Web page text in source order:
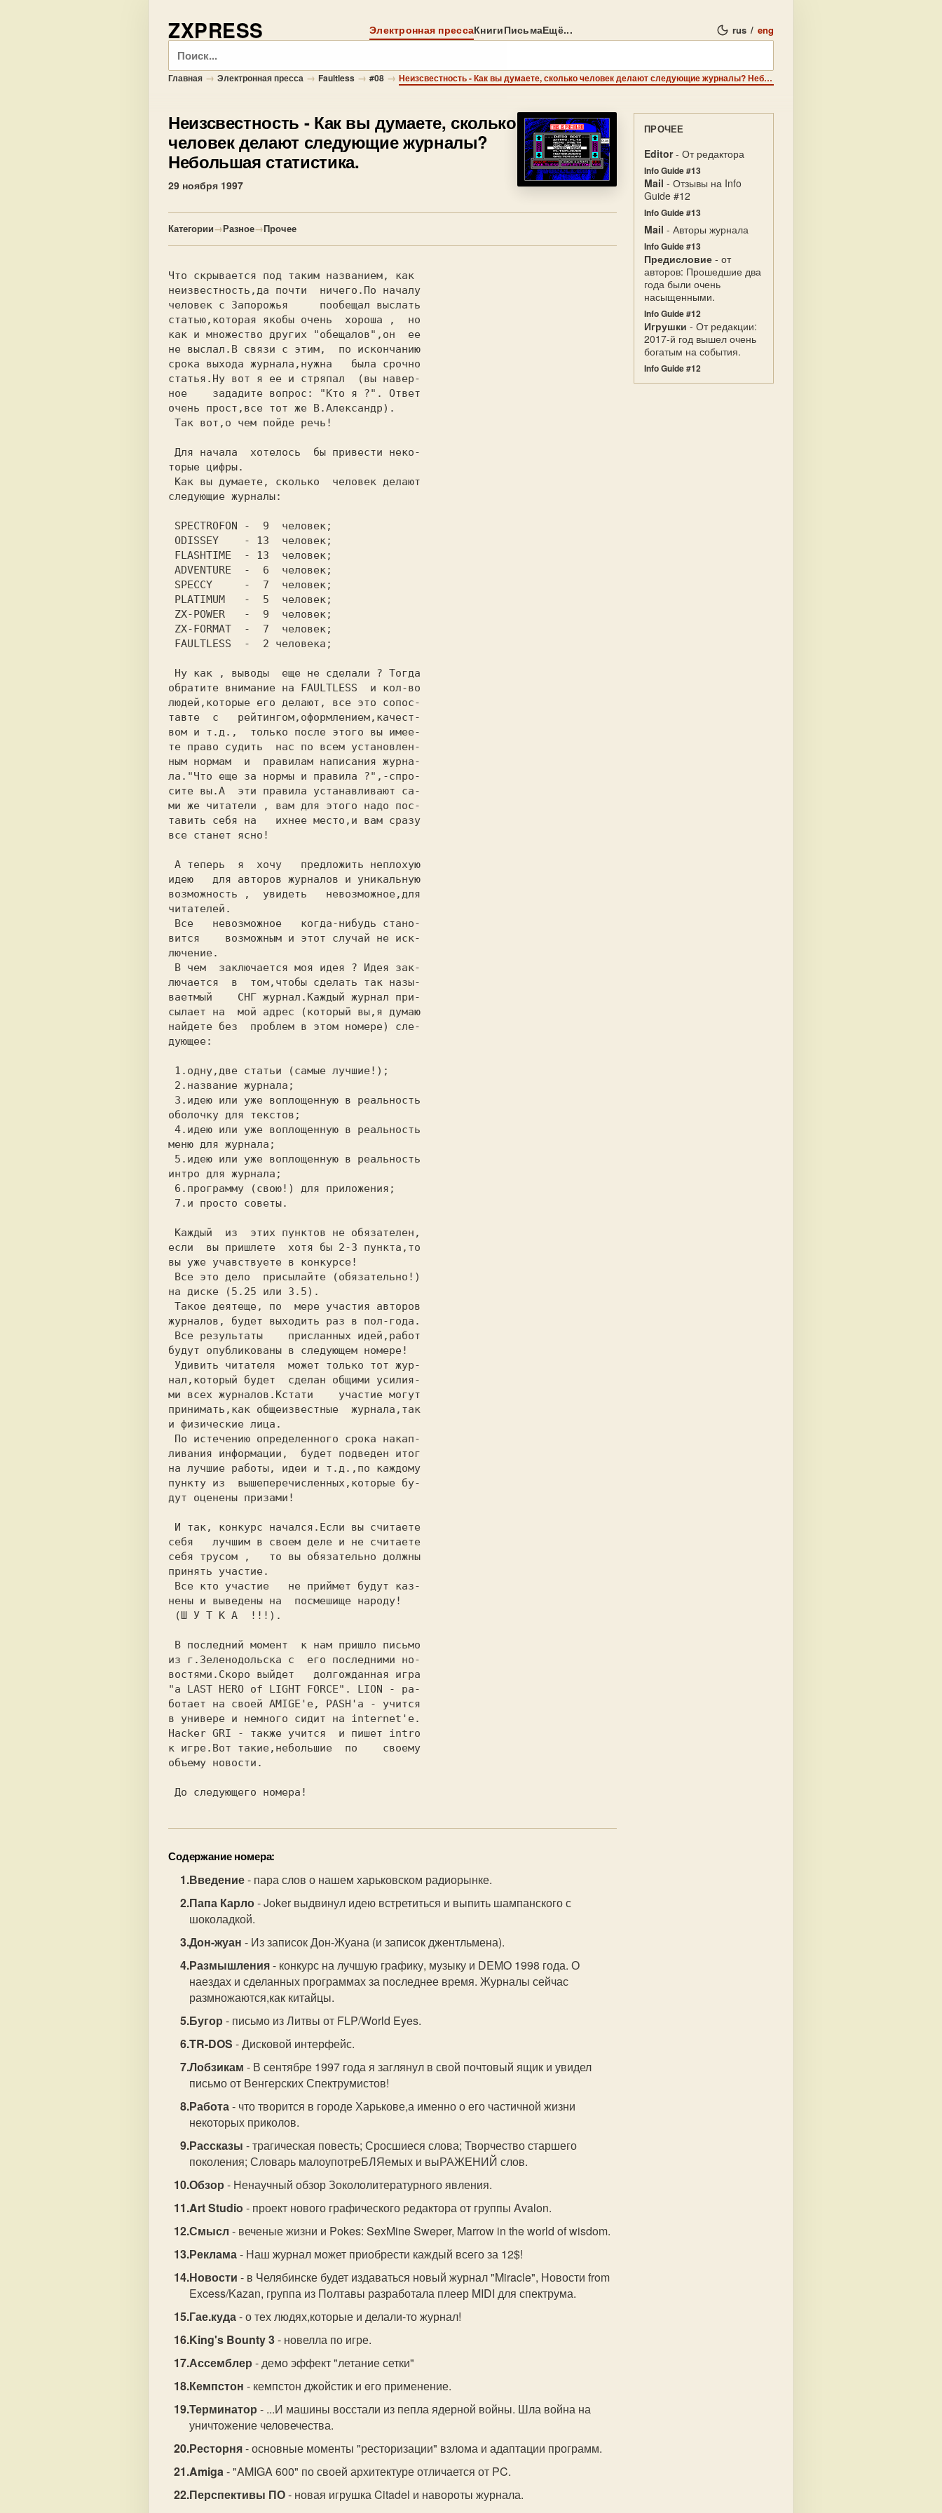
ZXPRESS Электронная прессаКнигиПисьмаЕщё... rus / eng
Поиск
Главная → Электронная пресса → Faultless → #08 → Неизсвестность - Как вы думаете, сколько человек делают следующие журналы? Небольшая статистика.
Неизсвестность - Как вы думаете, сколько
человек делают следующие журналы?
Небольшая статистика.
29 ноября 1997
Категории→Разное→Прочее
Что скрывается под таким названием, как
неизвестность,да почти  ничего.По началу
человек с Запорожья     пообещал выслать
статью,которая якобы очень  хороша ,  но
как и множество других "обещалов",он  ее
не выслал.В связи с этим,  по искончанию
срока выхода журнала,нужна   была срочно
статья.Ну вот я ее и стряпал  (вы навер-
ное    зададите вопрос: "Кто я ?". Ответ
очень прост,все тот же В.Александр).
торые цифры.
следующие журналы:
обратите внимание на FAULTLESS  и кол-во
людей,которые его делают, все это сопос-
тавте  с   рейтингом,оформлением,качест-
вом и т.д.,  только после этого вы имее-
те право судить  нас по всем установлен-
ным нормам  и  правилам написания журна-
ла."Что еще за нормы и правила ?",-спро-
сите вы.А  эти правила устанавливают са-
ми же читатели , вам для этого надо пос-
тавить себя на   ихнее место,и вам сразу
все станет ясно!
идею   для авторов журналов и уникальную
возможность ,  увидеть   невозможное,для
читателей.
вится    возможным и этот случай не иск-
лючение.
лючается  в  том,чтобы сделать так назы-
ваетмый    СНГ журнал.Каждый журнал при-
сылает на  мой адрес (который вы,я думаю
найдете без  проблем в этом номере) сле-
дующее:
оболочку для текстов;
меню для журнала;
интро для журнала;
если  вы пришлете  хотя бы 2-3 пункта,то
вы уже учавствуете в конкурсе!
на диске (5.25 или 3.5).
журналов, будет выходить раз в пол-года.
будут опубликованы в следующем номере!
нал,который будет  сделан общими усилия-
ми всех журналов.Кстати    участие могут
принимать,как общеизвестные  журнала,так
и физические лица.
ливания информации,  будет подведен итог
на лучшие работы, идеи и т.д.,по каждому
пункту из  вышеперечисленных,которые бу-
дут оценены призами!
себя   лучшим в своем деле и не считаете
себя трусом ,   то вы обязательно должны
принять участие.
нены и выведены на  посмешище народу!
из г.Зеленодольска с  его последними но-
востями.Скоро выйдет   долгожданная игра
"a LAST HERO of LIGHT FORCE". LION - ра-
ботает на своей AMIGE'е, PASH'а - учится
в универе и немного сидит на internet'e.
Hacker GRI - также учится  и пишет intro
к игре.Вот такие,небольшие  по    своему
объему новости.
До следующего номера!
Содержание номера:
Введение- пара слов о нашем харьковском радиорынке.
Папа Карло- Joker выдвинул идею встретиться и выпить шампанского с
шоколадкой.
Дон-жуан - Из записок Дон-Жуана (и записок джентльмена).
Размышления- конкурс на лучшую графику, музыку и DEMO 1998 года. О
наездах и сделанных программах за последнее время. Журналы сейчас
размножаются,как китайцы.
Бугор - письмо из Литвы от FLP/World Eyes.
TR-DOS - Дисковой интерфейс.
Лобзикам - В сентябре 1997 года я заглянул в свой почтовый ящик и увидел
письмо от Венгерских Спектрумистов!
Работа- что творится в городе Харькове,а именно о его частичной жизни
некоторых приколов.
Рассказы - трагическая повесть; Сросшиеся слова; Творчество старшего
поколения; Словарь малоупотреБЛЯемых и выРАЖЕНИЙ слов.
Обзор - Ненаучный обзор Зокололитературного явления.
Art Studio - проект нового графического редактора от группы Avalon.
Смысл - веченые жизни и Pokes: SexMine Sweper, Marrow in the world of wisdom.
Реклама- Наш журнал может приобрести каждый всего за 12$!
Новости - в Челябинске будет издаваться новый журнал "Miracle", Новости from
Excess/Kazan, группа из Полтавы разработала плеер MIDI для спектрума.
Гае.куда- о тех людях,которые и делали-то журнал!
King's Bounty 3- новелла по игре.
Ассемблер - демо эффект "летание сетки"
Кемпстон - кемпстон джойстик и eго применение.
Терминатор - ...И машины восстали из пепла ядерной войны. Шла война на
уничтожение человечества.
Ресторня- основные моменты "ресторизации" взлома и адаптации программ.
Amiga- "AMIGA 600" по своей архитектуре отличается от PC.
Перспективы ПО- новая игрушка Citadel и навороты журнала.
ПРОЧЕЕ
Editor- От редактора
Info Guide #13
Mail - Отзывы на Info
Guide #12
Info Guide #13
Mail - Авторы журнала
Info Guide #13
Предисловие - от
авторов: Прошедшие два
года были очень
насыщенными.
Info Guide #12
Игрушки - От редакции:
2017-й год вышел очень
богатым на события.
Info Guide #12